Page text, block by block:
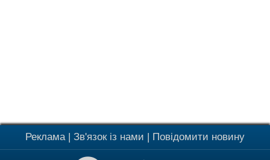
Реклама| Зв'язок із нами Повідомити новину